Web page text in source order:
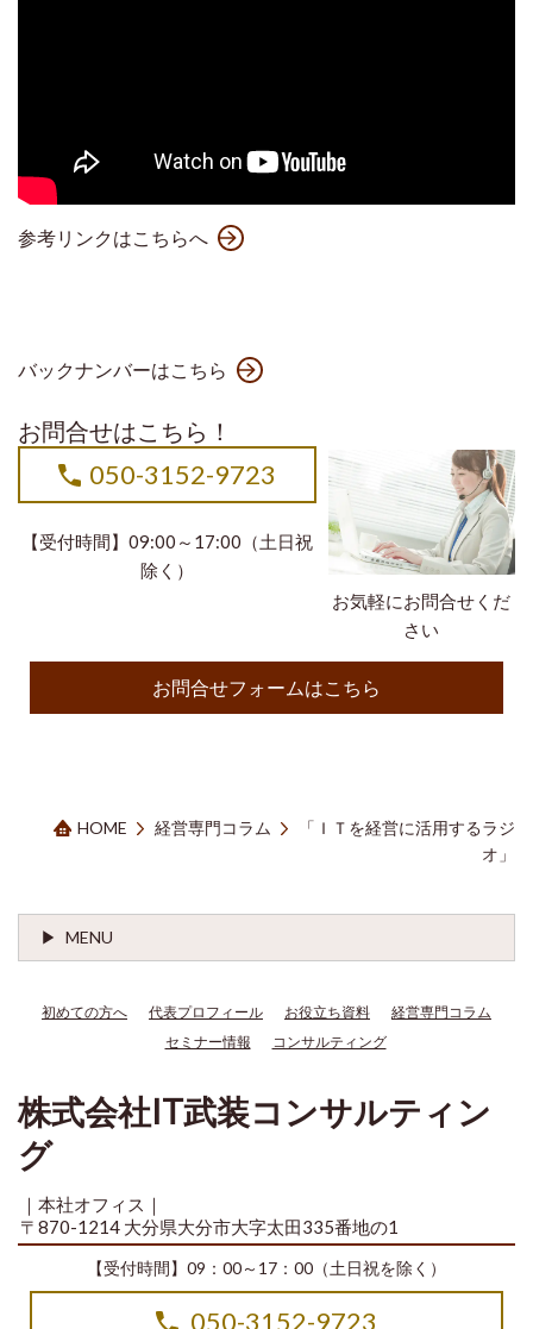
参考リンクはこちらへ
バックナンバーはこちら
お問合せはこちら！
お気軽にお問合せくだ
さい
050-3152-9723
【受付時間】09:00～17:00（土日祝
除く）
お問合せフォームはこちら
HOME 経営専門コラム
「ＩＴを経営に活用するラジ
オ」
MENU
初めての方へ 代表プロフィール お役立ち資料
経営専門コラム
セミナー情報
コンサルティング
株式会社IT武装コンサルティン
グ
｜本社オフィス｜
〒870-1214 大分県大分市大字太田335番地の1
【受付時間】09：00～17：00（土日祝を除く）
050-3152-9723